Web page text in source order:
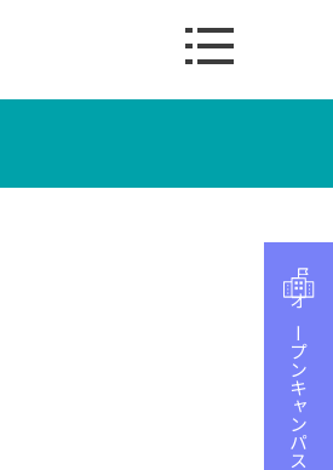
オープンキャンパス